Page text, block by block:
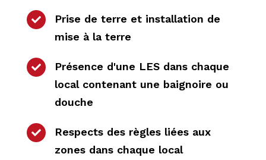

Prise de terre et installation de
mise à la terre

Présence d'une LES dans chaque
local contenant une baignoire ou
douche

Respects des règles liées aux
zones dans chaque local